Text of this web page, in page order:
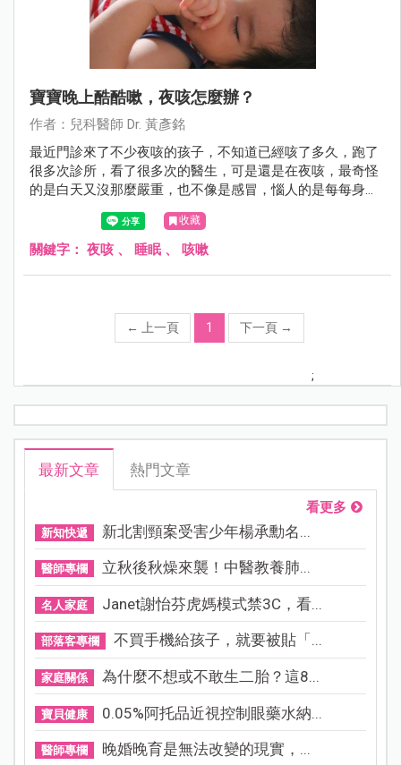
寶寶晚上酷酷嗽，夜咳怎麼辦？
作者：兒科醫師 Dr. 黃彥銘
最近門診來了不少夜咳的孩子，不知道已經咳了多久，跑了
很多次診所，看了很多次的醫生，可是還是在夜咳，最奇怪
的是白天又沒那麼嚴重，也不像是感冒，惱人的是每每身體
該休息的時候卻咳個不停，好像沒法好好睡上一覺，有時候
甚至咳到吐，苦情的爸媽又得忍住睡意洗床單，這到底是為
什麼呢？
收藏
關鍵字： 夜咳 、 睡眠、 咳嗽
← 上一頁 1 下一頁 →
;
最新文章 熱門文章
看更多
新知快遞 新北割頸案受害少年楊承勳名...
醫師專欄 立秋後秋燥來襲！中醫教養肺...
名人家庭 Janet謝怡芬虎媽模式禁3C，看...
部落客專欄 不買手機給孩子，就要被貼「...
家庭關係 為什麼不想或不敢生二胎？這8...
寶貝健康 0.05%阿托品近視控制眼藥水納...
醫師專欄 晚婚晚育是無法改變的現實，...